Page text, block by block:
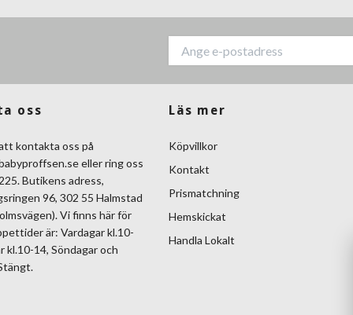
oss
kontakta oss på
eller ring oss
Butikens adress,
96, 302 55 Halmstad
Vi finns här för
är: Vardagar kl.10-
kl.10-14, Söndagar och
Läs mer
Köpvillkor
Kontakt
Prismatchning
Hemskickat
Handla Lokalt